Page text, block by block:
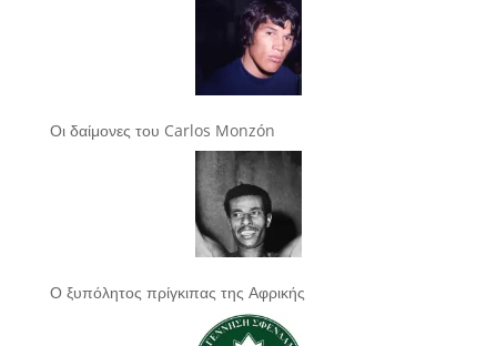
Οι δαίμονες του Carlos Monzón
Ο ξυπόλητος πρίγκιπας της Αφρικής